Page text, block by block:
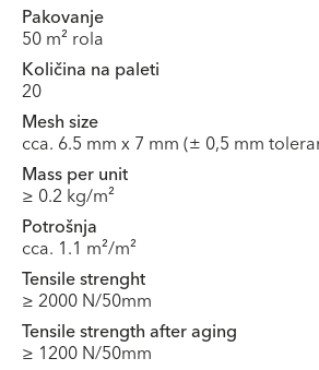
Pakovanje
50 m² rola
Količina na paleti
20
Mesh size
cca. 6.5 mm x 7 mm (± 0,5 mm
Mass per unit
≥ 0.2 kg/m²
Potrošnja
cca. 1.1 m²/m²
Tensile strenght
≥ 2000 N/50mm
Tensile strength after aging
≥ 1200 N/50mm